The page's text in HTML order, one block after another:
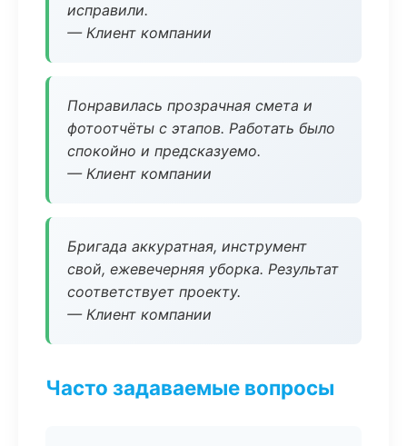
исправили.
— Клиент компании
Понравилась прозрачная смета и
фотоотчёты с этапов. Работать было
спокойно и предсказуемо.
— Клиент компании
Бригада аккуратная, инструмент
свой, ежевечерняя уборка. Результат
соответствует проекту.
— Клиент компании
Часто задаваемые вопросы